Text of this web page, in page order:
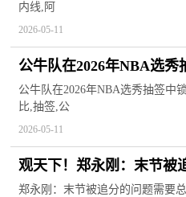
内线,阿
2026-05-11
公牛队在2026年NBA选秀
谓收获颇丰_每日消息
公牛队在2026年NBA选秀抽签中
比,抽签,公
2026-05-11
观天下！郑永刚：末节被
决赛会做好充分准备
郑永刚：末节被追分的问题需要